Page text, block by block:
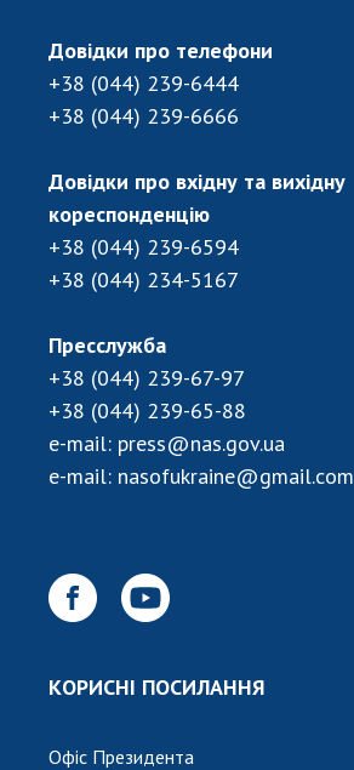
Довідки про телефони
+38 (044) 239-6444
+38 (044) 239-6666
Довідки про вхідну та вихідну
кореспонденцію
+38 (044) 239-6594
+38 (044) 234-5167
Пресслужба
+38 (044) 239-67-97
+38 (044) 239-65-88
e-mail: press@nas.gov.ua
e-mail: nasofukraine@gmail.com
КОРИСНІ ПОСИЛАННЯ
Офіс Президента